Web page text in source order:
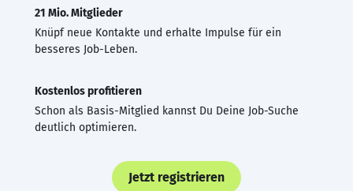
21 Mio. Mitglieder
Knüpf neue Kontakte und erhalte Impulse für ein
besseres Job-Leben.
Kostenlos profitieren
Schon als Basis-Mitglied kannst Du Deine Job-Suche
deutlich optimieren.
Jetzt registrieren